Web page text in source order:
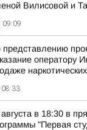
Вилисовой и
09:09
представлению
оператору
08:33
августа в 18:30 в
"Первая